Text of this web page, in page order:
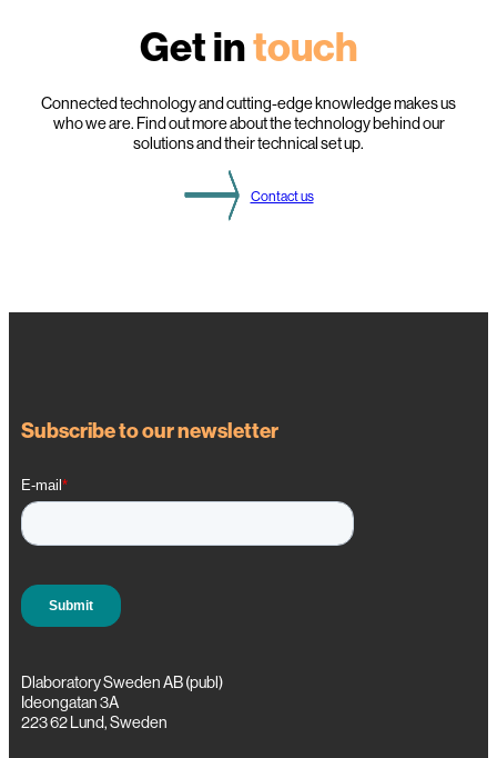
Get intouch
Connected technology and cutting-edge knowledge makes us
who we are. Find out more about the technology behind our
solutions and their technical set up.
Contact us
Subscribe to our newsletter
Dlaboratory Sweden AB (publ)
Ideongatan 3A
223 62 Lund, Sweden